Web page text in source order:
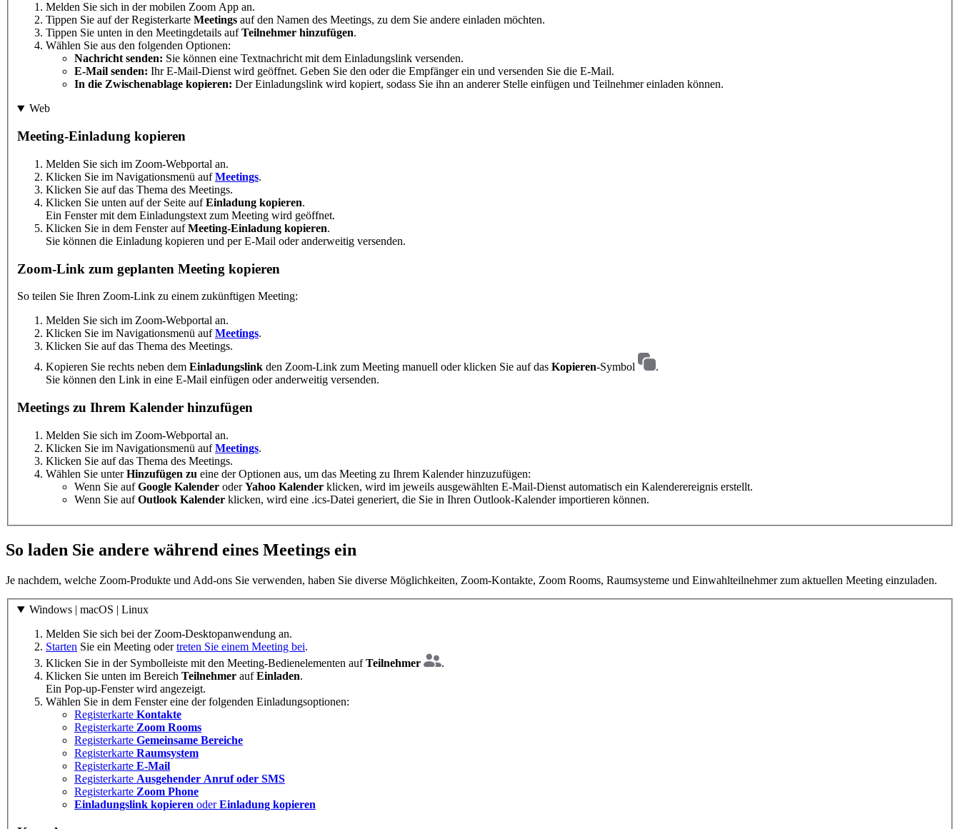
Melden Sie sich in der mobilen Zoom App an.
Tippen Sie auf der Registerkarte Meetings auf den Namen des Meetings, zu dem Sie andere einladen möchten.
Tippen Sie unten in den Meetingdetails aufTeilnehmer hinzufügen.
Wählen Sie aus den folgenden Optionen:
Nachricht senden: Sie können eine Textnachricht mit dem Einladungslink versenden.
E-Mail senden: Ihr E-Mail-Dienst wird geöffnet. Geben Sie den oder die Empfänger ein und versenden Sie die E-Mail.
In die Zwischenablage kopieren: Der Einladungslink wird kopiert, sodass Sie ihn an anderer Stelle einfügen und Teilnehmer einladen können.
Web
Meeting-Einladung kopieren
Melden Sie sich im Zoom-Webportal an.
Klicken Sie im Navigationsmenü aufMeetings.
Klicken Sie auf das Thema des Meetings.
Klicken Sie unten auf der Seite aufEinladung kopieren.
Ein Fenster mit dem Einladungstext zum Meeting wird geöffnet.
Klicken Sie in dem Fenster aufMeeting-Einladung kopieren.
Sie können die Einladung kopieren und per E-Mail oder anderweitig versenden.
Zoom-Link zum geplanten Meeting kopieren
So teilen Sie Ihren Zoom-Link zu einem zukünftigen Meeting:
Melden Sie sich im Zoom-Webportal an.
Klicken Sie im Navigationsmenü aufMeetings.
Klicken Sie auf das Thema des Meetings.
Kopieren Sie rechts neben dem Einladungslink den Zoom-Link zum Meeting manuell oder klicken Sie auf das Kopieren-Symbol
.
Sie können den Link in eine E-Mail einfügen oder anderweitig versenden.
Meetings zu Ihrem Kalender hinzufügen
Melden Sie sich im Zoom-Webportal an.
Klicken Sie im Navigationsmenü aufMeetings.
Klicken Sie auf das Thema des Meetings.
Wählen Sie unterHinzufügen zu eine der Optionen aus, um das Meeting zu Ihrem Kalender hinzuzufügen:
Wenn Sie aufGoogle Kalender oderYahoo Kalender klicken, wird im jeweils ausgewählten E-Mail-Dienst automatisch ein Kalenderereignis erstellt.
Wenn Sie aufOutlook Kalender klicken, wird eine .ics-Datei generiert, die Sie in Ihren Outlook-Kalender importieren können.
So laden Sie andere während eines Meetings ein
Je nachdem, welche Zoom-Produkte und Add-ons Sie verwenden, haben Sie diverse Möglichkeiten, Zoom-Kontakte, Zoom Rooms, Raumsysteme und Einwahlteilnehmer zum aktuellen Meeting einzuladen.
Windows | macOS | Linux
Melden Sie sich bei der Zoom-Desktopanwendung an.
Starten Sie ein Meeting odertreten Sie einem Meeting bei.
Klicken Sie in der Symbolleiste mit den Meeting-Bedienelementen aufTeilnehmer
.
Klicken Sie unten im Bereich Teilnehmer aufEinladen.
Ein Pop-up-Fenster wird angezeigt.
Wählen Sie in dem Fenster eine der folgenden Einladungsoptionen:
Registerkarte Kontakte
Registerkarte Zoom Rooms
Registerkarte Gemeinsame Bereiche
Registerkarte Raumsystem
Registerkarte E-Mail
Registerkarte Ausgehender Anruf oder SMS
Registerkarte Zoom Phone
Einladungslink kopieren oderEinladung kopieren